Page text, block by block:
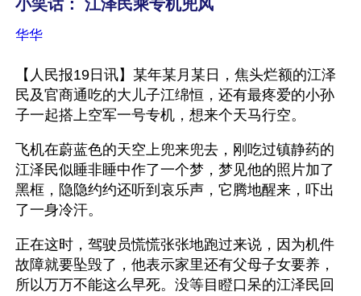
小笑话： 江泽民乘专机兜风
华华
【人民报19日讯】某年某月某日，焦头烂额的江泽
民及官商通吃的大儿子江绵恒，还有最疼爱的小孙
子一起搭上空军一号专机，想来个天马行空。
飞机在蔚蓝色的天空上兜来兜去，刚吃过镇静药的
江泽民似睡非睡中作了一个梦，梦见他的照片加了
黑框，隐隐约约还听到哀乐声，它腾地醒来，吓出
了一身冷汗。
正在这时，驾驶员慌慌张张地跑过来说，因为机件
故障就要坠毁了，他表示家里还有父母子女要养，
所以万万不能这么早死。没等目瞪口呆的江泽民回